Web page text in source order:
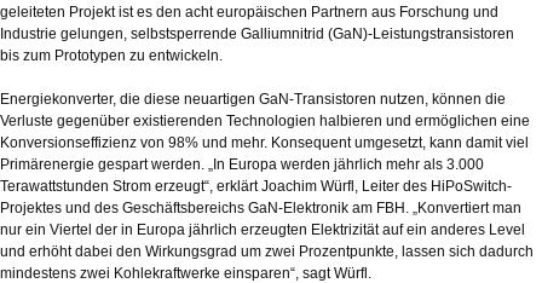
geleiteten Projekt ist es den acht europäischen Partnern aus Forschung und
Industrie gelungen, selbstsperrende Galliumnitrid (GaN)-Leistungstransistoren
bis zum Prototypen zu entwickeln.
Energiekonverter, die diese neuartigen GaN-Transistoren nutzen, können die
Verluste gegenüber existierenden Technologien halbieren und ermöglichen eine
Konversionseffizienz von 98% und mehr. Konsequent umgesetzt, kann damit viel
Primärenergie gespart werden. „In Europa werden jährlich mehr als 3.000
Terawattstunden Strom erzeugt“, erklärt Joachim Würfl, Leiter des HiPoSwitch-
Projektes und des Geschäftsbereichs GaN-Elektronik am FBH. „Konvertiert man
nur ein Viertel der in Europa jährlich erzeugten Elektrizität auf ein anderes Level
und erhöht dabei den Wirkungsgrad um zwei Prozentpunkte, lassen sich dadurch
mindestens zwei Kohlekraftwerke einsparen“, sagt Würfl.